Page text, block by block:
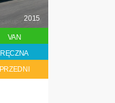
2015
VAN
RĘCZNA
PRZEDNI